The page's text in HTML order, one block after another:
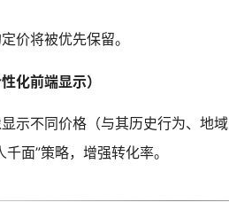
价将被优先保留。
化前端显示）
示不同价格（与其历史行为、地域
面”策略，增强转化率。